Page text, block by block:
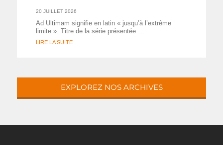
20 JUILLET 2026
Ad Ultimam signifie en latin « jusqu’à l’extrême
limite ». Titre de la série présentée …
LIRE LA SUITE
EXPLOREZ NOS ARCHIVES